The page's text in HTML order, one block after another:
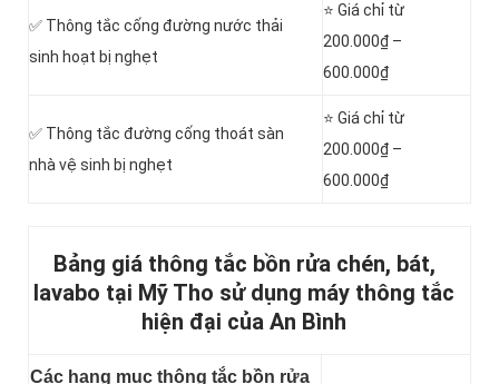
‎✅ Thông tắc cống đường nước thải
sinh hoạt bị nghẹt
⭐ Giá chỉ từ
200.000₫ –
600.000₫
✅ Thông tắc đường cống thoát sàn
nhà vệ sinh bị nghẹt
⭐ Giá chỉ từ
200.000₫ –
600.000₫
Bảng giá thông tắc bồn rửa chén, bát,
lavabo tại Mỹ Tho sử dụng máy thông tắc
hiện đại của An Bình
Các hạng mục thông tắc bồn rửa